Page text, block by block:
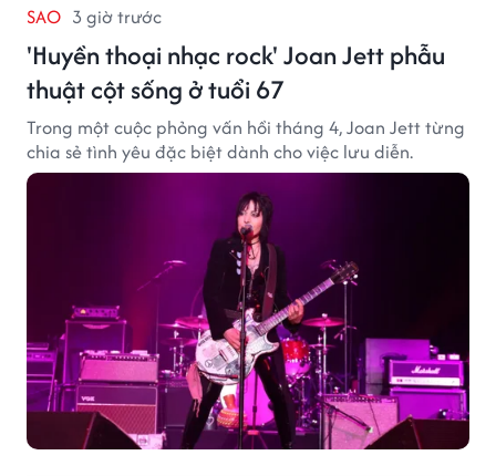
SAO 3 giờ trước
'Huyền thoại nhạc rock' Joan Jett phẫu
thuật cột sống ở tuổi 67
Trong một cuộc phỏng vấn hồi tháng 4, Joan Jett từng
chia sẻ tình yêu đặc biệt dành cho việc lưu diễn.